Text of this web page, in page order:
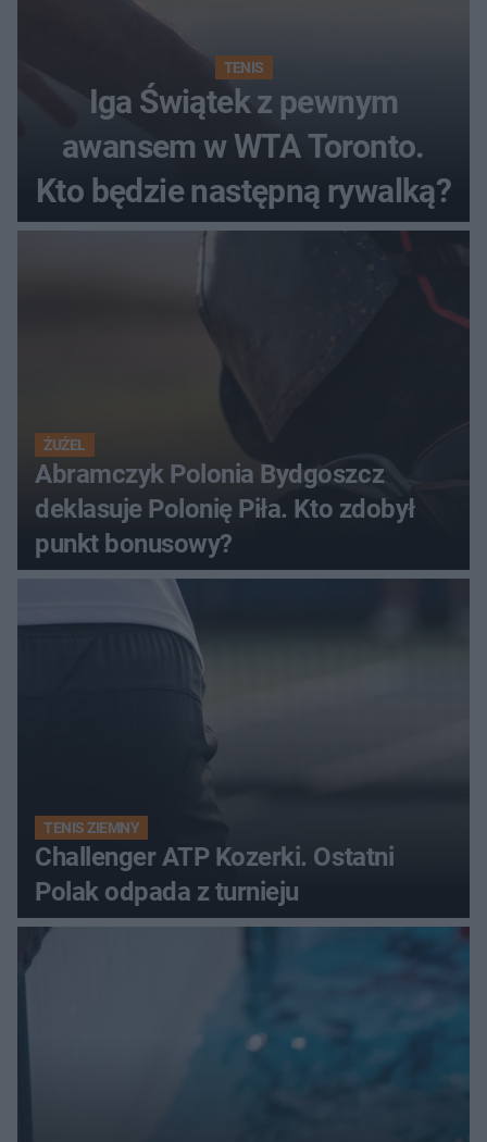
TENIS
Iga Świątek z pewnym
awansem w WTA Toronto.
Kto będzie następną rywalką?
ŻUŻEL
Abramczyk Polonia Bydgoszcz
deklasuje Polonię Piła. Kto zdobył
punkt bonusowy?
TENIS ZIEMNY
Challenger ATP Kozerki. Ostatni
Polak odpada z turnieju